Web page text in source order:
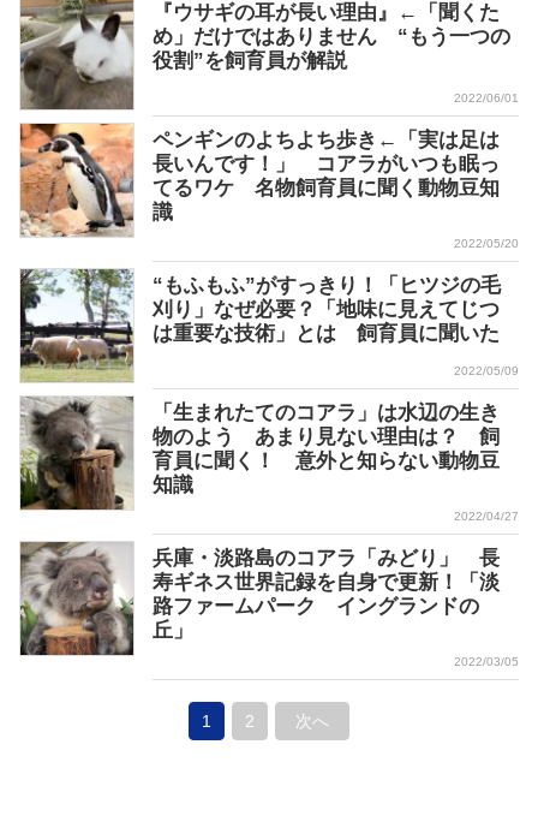
『ウサギの耳が長い理由』←「聞くた
め」だけではありません “もう一つの
役割”を飼育員が解説
2022/06/01
ペンギンのよちよち歩き←「実は足は
長いんです！」 コアラがいつも眠っ
てるワケ 名物飼育員に聞く動物豆知
識
2022/05/20
“もふもふ”がすっきり！「ヒツジの毛
刈り」なぜ必要？「地味に見えてじつ
は重要な技術」とは 飼育員に聞いた
2022/05/09
「生まれたてのコアラ」は水辺の生き
物のよう あまり見ない理由は？ 飼
育員に聞く！ 意外と知らない動物豆
知識
2022/04/27
兵庫・淡路島のコアラ「みどり」 長
寿ギネス世界記録を自身で更新！「淡
路ファームパーク イングランドの
丘」
2022/03/05
1 2 次へ